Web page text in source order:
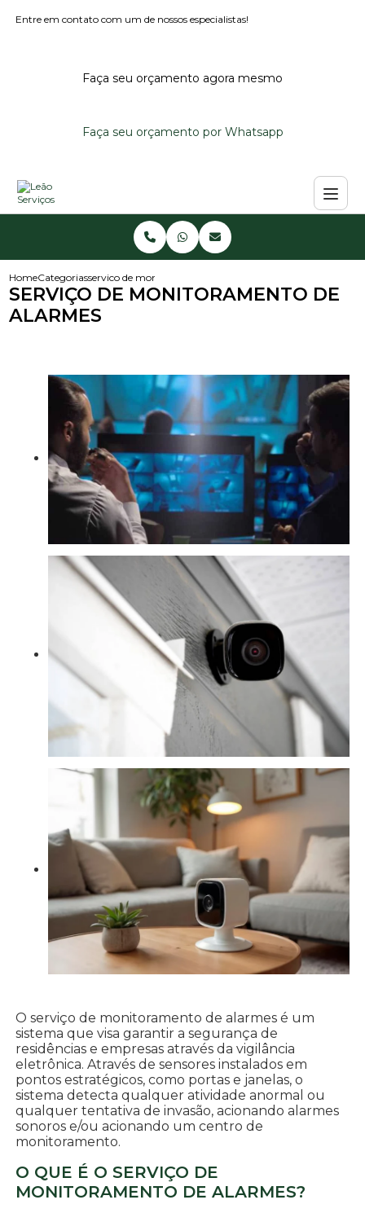
Entre em contato com um de nossos especialistas!
Faça seu orçamento agora mesmo
Faça seu orçamento por Whatsapp
HomeCategoriasservico de monitoramento de alarmes
SERVIÇO DE MONITORAMENTO DE
ALARMES
O serviço de monitoramento de alarmes é um
sistema que visa garantir a segurança de
residências e empresas através da vigilância
eletrônica. Através de sensores instalados em
pontos estratégicos, como portas e janelas, o
sistema detecta qualquer atividade anormal ou
qualquer tentativa de invasão, acionando alarmes
sonoros e/ou acionando um centro de
monitoramento.
O QUE É O SERVIÇO DE
MONITORAMENTO DE ALARMES?